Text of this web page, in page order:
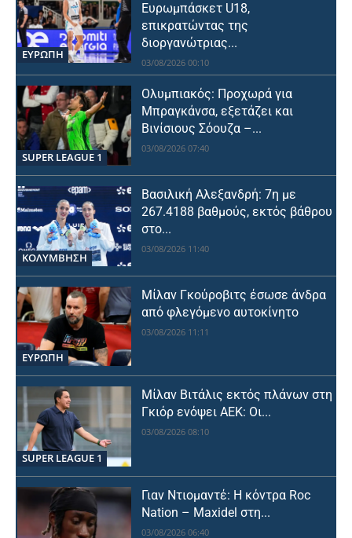
ΕΥΡΩΠΗ
Ευρωμπάσκετ U18,
επικρατώντας της
διοργανώτριας...
03/08/2026 00:10
SUPER LEAGUE 1
Ολυμπιακός: Προχωρά για
Μπραγκάνσα, εξετάζει και
Βινίσιους Σόουζα –...
03/08/2026 07:40
ΚΟΛΥΜΒΗΣΗ
Βασιλική Αλεξανδρή: 7η με
267.4188 βαθμούς, εκτός βάθρου
στο...
03/08/2026 11:40
ΕΥΡΩΠΗ
Μίλαν Γκούροβιτς έσωσε άνδρα
από φλεγόμενο αυτοκίνητο
03/08/2026 11:11
SUPER LEAGUE 1
Μίλαν Βιτάλις εκτός πλάνων στη
Γκιόρ ενόψει ΑΕΚ: Οι...
03/08/2026 08:10
Γιαν Ντιομαντέ: Η κόντρα Roc
Nation – Maxidel στη...
03/08/2026 06:40